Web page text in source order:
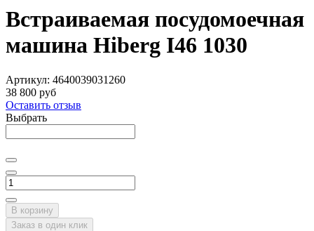
Встраиваемая посудомоечная
машина Hiberg I46 1030
Артикул: 4640039031260
38 800 руб
Оставить отзыв
Выбрать
В корзину
Заказ в один клик